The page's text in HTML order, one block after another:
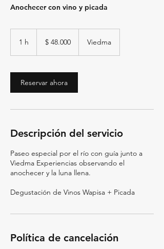
Anochecer con vino y picada
1 h
argentinos
$ 48.000 Viedma
Reservar ahora
Descripción del servicio
Paseo especial por el río con guía junto a
Viedma Experiencias observando el
anochecer y la luna llena.
Degustación de Vinos Wapisa + Picada
Política de cancelación